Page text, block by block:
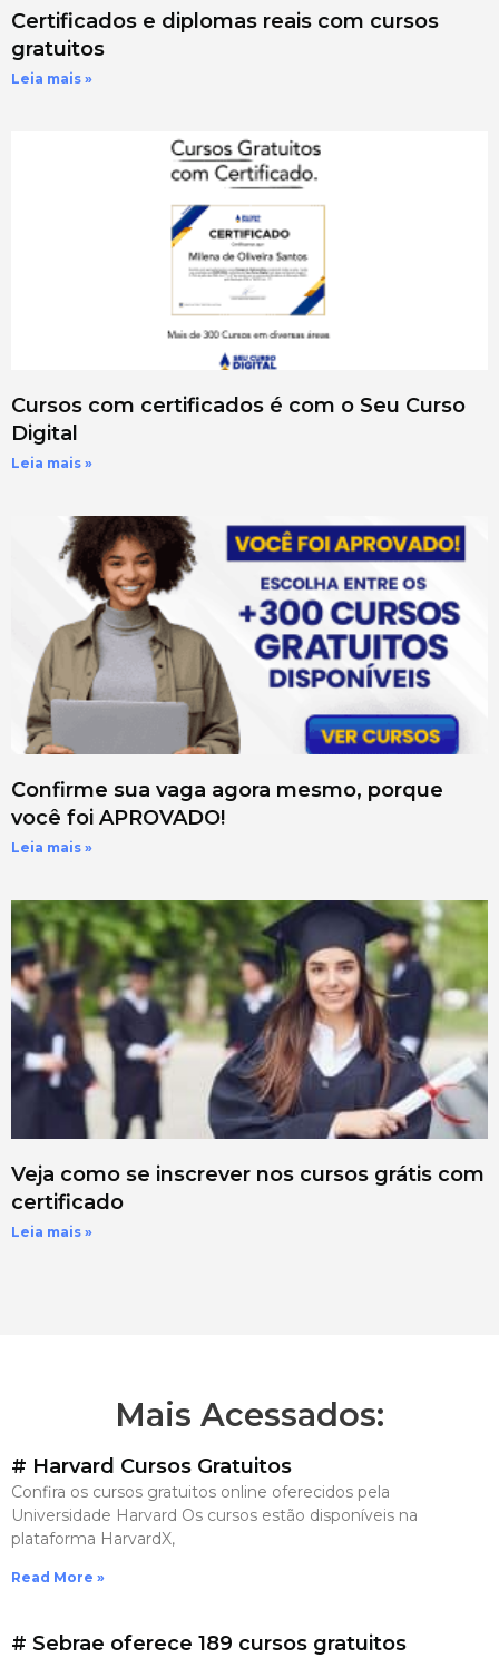
Certificados e diplomas reais com cursos
gratuitos
Leia mais »
Cursos com certificados é com o Seu Curso
Digital
Leia mais »
Confirme sua vaga agora mesmo, porque
você foi APROVADO!
Leia mais »
Veja como se inscrever nos cursos grátis com
certificado
Leia mais »
Mais Acessados:
# Harvard Cursos Gratuitos
Confira os cursos gratuitos online oferecidos pela
Universidade Harvard Os cursos estão disponíveis na
plataforma HarvardX,
Read More »
# Sebrae oferece 189 cursos gratuitos